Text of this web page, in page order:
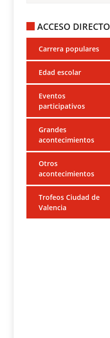
ACCESO DIRECTO
Carrera populares
Edad escolar
Eventos
participativos
Grandes
acontecimientos
Otros
acontecimientos
Trofeos Ciudad de
Valencia